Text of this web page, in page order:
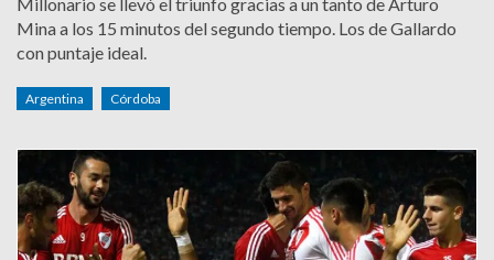
Mina a los 15 minutos del segundo tiempo. Los de Gallardo
con puntaje ideal.
Argentina Córdoba